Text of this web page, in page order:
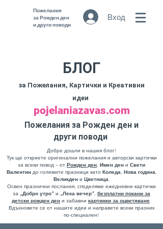
Пожелания
за Рожден ден
и други поводи
Вход
БЛОГ
за Пожелания, Картички и Креативни
идеи
pojelaniazavas.com
Пожелания за Рожден ден и
други поводи
Добре дошли в нашия блог!
Тук ще откриете оригинални пожелания и авторски картички
за всеки повод – от Рожден ден, Имен ден и Свети
Валентиндо големите празници като Коледа, Нова година,
Великдени Цветница.
Освен празнични послания, споделяме ежедневни картички
за „Добро утро“ и „Лека вечер“, безплатни покани за
детски рожден ден и забавни картинки за оцветяване.
Вдъхновете се от нашите идеи и направете всеки празник
по-специален!